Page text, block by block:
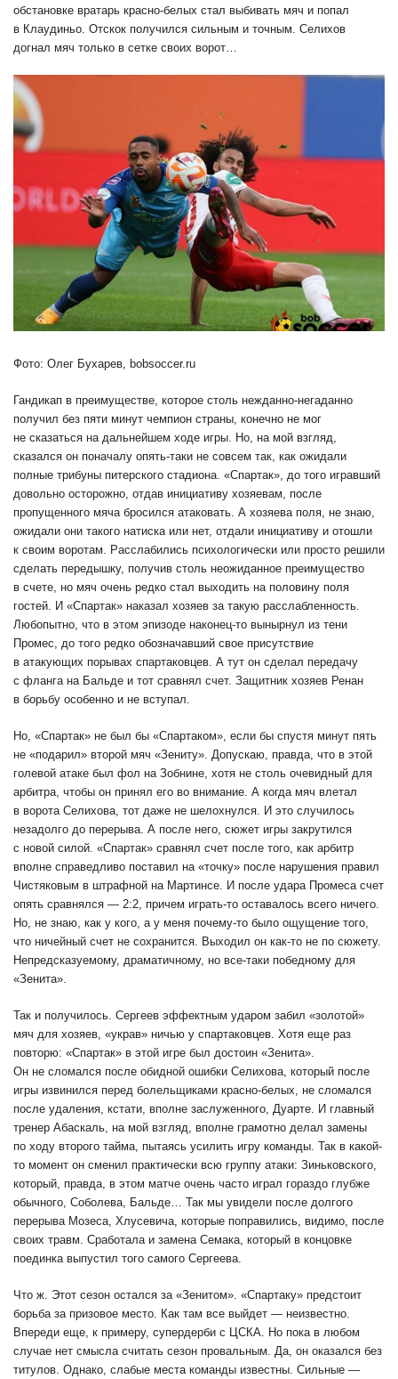
обстановке вратарь красно-белых стал выбивать мяч и попал
в Клаудиньо. Отскок получился сильным и точным. Селихов
догнал мяч только в сетке своих ворот…
Фото: Олег Бухарев, bobsoccer.ru
Гандикап в преимуществе, которое столь нежданно-негаданно
получил без пяти минут чемпион страны, конечно не мог
не сказаться на дальнейшем ходе игры. Но, на мой взгляд,
сказался он поначалу опять-таки не совсем так, как ожидали
полные трибуны питерского стадиона. «Спартак», до того игравший
довольно осторожно, отдав инициативу хозяевам, после
пропущенного мяча бросился атаковать. А хозяева поля, не знаю,
ожидали они такого натиска или нет, отдали инициативу и отошли
к своим воротам. Расслабились психологически или просто решили
сделать передышку, получив столь неожиданное преимущество
в счете, но мяч очень редко стал выходить на половину поля
гостей. И «Спартак» наказал хозяев за такую расслабленность.
Любопытно, что в этом эпизоде наконец-то вынырнул из тени
Промес, до того редко обозначавший свое присутствие
в атакующих порывах спартаковцев. А тут он сделал передачу
с фланга на Бальде и тот сравнял счет. Защитник хозяев Ренан
в борьбу особенно и не вступал.
Но, «Спартак» не был бы «Спартаком», если бы спустя минут пять
не «подарил» второй мяч «Зениту». Допускаю, правда, что в этой
голевой атаке был фол на Зобнине, хотя не столь очевидный для
арбитра, чтобы он принял его во внимание. А когда мяч влетал
в ворота Селихова, тот даже не шелохнулся. И это случилось
незадолго до перерыва. А после него, сюжет игры закрутился
с новой силой. «Спартак» сравнял счет после того, как арбитр
вполне справедливо поставил на «точку» после нарушения правил
Чистяковым в штрафной на Мартинсе. И после удара Промеса счет
опять сравнялся — 2:2, причем играть-то оставалось всего ничего.
Но, не знаю, как у кого, а у меня почему-то было ощущение того,
что ничейный счет не сохранится. Выходил он как-то не по сюжету.
Непредсказуемому, драматичному, но все-таки победному для
«Зенита».
Так и получилось. Сергеев эффектным ударом забил «золотой»
мяч для хозяев, «украв» ничью у спартаковцев. Хотя еще раз
повторю: «Спартак» в этой игре был достоин «Зенита».
Он не сломался после обидной ошибки Селихова, который после
игры извинился перед болельщиками красно-белых, не сломался
после удаления, кстати, вполне заслуженного, Дуарте. И главный
тренер Абаскаль, на мой взгляд, вполне грамотно делал замены
по ходу второго тайма, пытаясь усилить игру команды. Так в какой-
то момент он сменил практически всю группу атаки: Зиньковского,
который, правда, в этом матче очень часто играл гораздо глубже
обычного, Соболева, Бальде… Так мы увидели после долгого
перерыва Мозеса, Хлусевича, которые поправились, видимо, после
своих травм. Сработала и замена Семака, который в концовке
поединка выпустил того самого Сергеева.
Что ж. Этот сезон остался за «Зенитом». «Спартаку» предстоит
борьба за призовое место. Как там все выйдет — неизвестно.
Впереди еще, к примеру, супердерби с ЦСКА. Но пока в любом
случае нет смысла считать сезон провальным. Да, он оказался без
титулов. Однако, слабые места команды известны. Сильные —